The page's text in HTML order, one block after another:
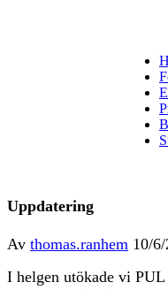
Uppdatering
Av thomas.ranhem 10/
I helgen utökade vi